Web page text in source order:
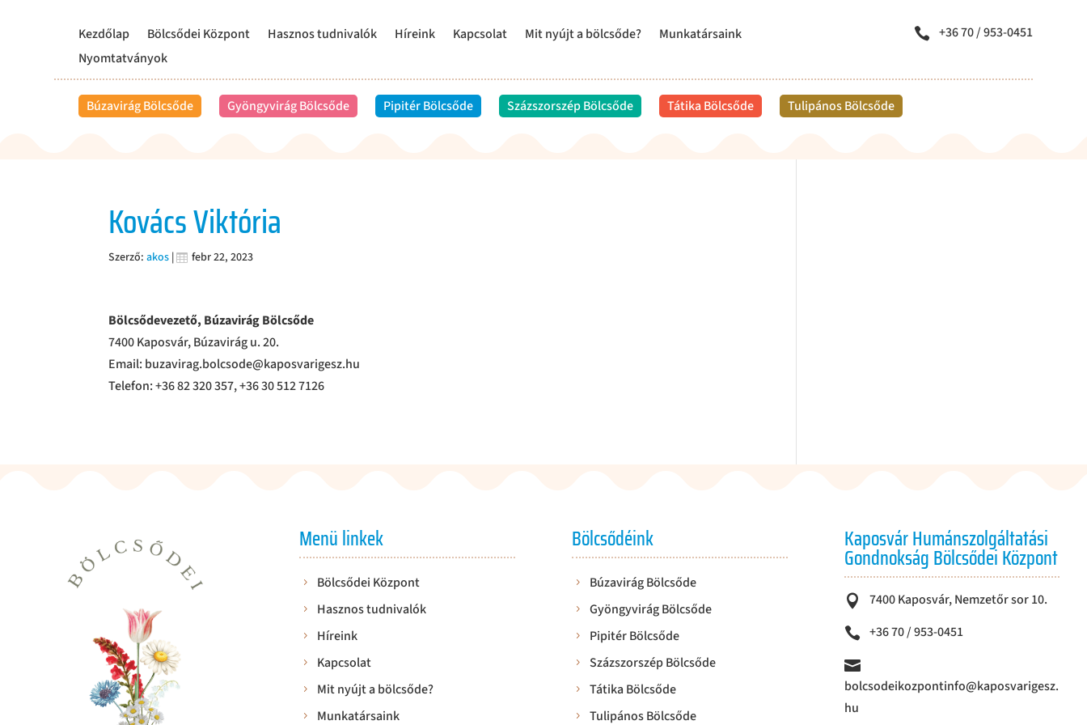
Kezdőlap Bölcsődei Központ Hasznos tudnivalók Híreink Kapcsolat Mit nyújt a bölcsőde?
Munkatársaink
Nyomtatványok
 +36 70 / 953-0451
Búzavirág Bölcsőde Gyöngyvirág Bölcsőde Pipitér Bölcsőde Százszorszép Bölcsőde Tátika Bölcsőde Tulipános Bölcsőde
Kovács Viktória
Szerző:akos | febr 22, 2023
Bölcsődevezető, Búzavirág Bölcsőde
7400 Kaposvár, Búzavirág u. 20.
Email: buzavirag.bolcsode@kaposvarigesz.hu​
Telefon: +36 82 320 357, +36 30 512 7126
Menü linkek
Bölcsődei Központ
Hasznos tudnivalók
Híreink
Kapcsolat
Mit nyújt a bölcsőde?
Munkatársaink
Bölcsődéink
Búzavirág Bölcsőde
Gyöngyvirág Bölcsőde
Pipitér Bölcsőde
Százszorszép Bölcsőde
Tátika Bölcsőde
Tulipános Bölcsőde
Kaposvár Humánszolgáltatási
Gondnokság Bölcsődei Központ
 7400 Kaposvár, Nemzetőr sor 10.
 +36 70 / 953-0451

bolcsodeikozpontinfo@kaposvarigesz.
hu